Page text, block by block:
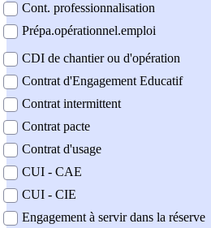
Cont. professionnalisation
Prépa.opérationnel.emploi
CDI de chantier ou d'opération
Contrat d'Engagement Educatif
Contrat intermittent
Contrat pacte
Contrat d'usage
CUI - CAE
CUI - CIE
Engagement à servir dans la réserve